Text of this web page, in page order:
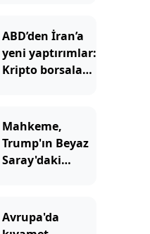
müzeye
çevireceğim’
demişti
ABD’den İran’a
yeni yaptırımlar:
Kripto borsaları
Mahkeme,
Trump'ın Beyaz
Saray'daki
Avrupa'da